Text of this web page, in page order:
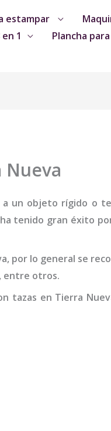
estampar
1 Plancha
Nueva
un objeto rígido o
tenido gran éxito
, por lo general se
entre otros.
tazas en Tierra